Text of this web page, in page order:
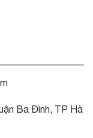
Ba Đình, TP Hà